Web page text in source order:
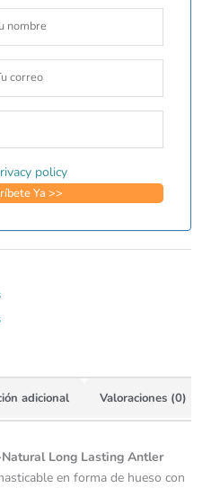
policy
adicional Valoraciones (0)
Long Lasting Antler
en forma de hueso con